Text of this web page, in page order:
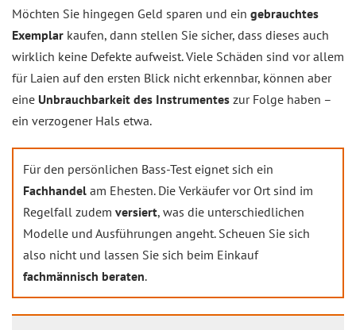
Möchten Sie hingegen Geld sparen und ein gebrauchtes
Exemplar kaufen, dann stellen Sie sicher, dass dieses auch
wirklich keine Defekte aufweist. Viele Schäden sind vor allem
für Laien auf den ersten Blick nicht erkennbar, können aber
eine Unbrauchbarkeit des Instrumentes zur Folge haben –
ein verzogener Hals etwa.
Für den persönlichen Bass-Test eignet sich ein
Fachhandel am Ehesten. Die Verkäufer vor Ort sind im
Regelfall zudem versiert, was die unterschiedlichen
Modelle und Ausführungen angeht. Scheuen Sie sich
also nicht und lassen Sie sich beim Einkauf
fachmännisch beraten.